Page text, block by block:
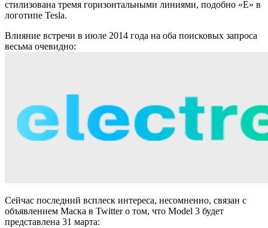
стилизована тремя горизонтальными линиями, подобно «E» в
логотипе Tesla.
Влияние встречи в июле 2014 года на оба поисковых запроса
весьма очевидно:
Сейчас последний всплеск интереса, несомненно, связан с
объявлением Маска в Twitter о том, что Model 3 будет
представлена 31 марта: